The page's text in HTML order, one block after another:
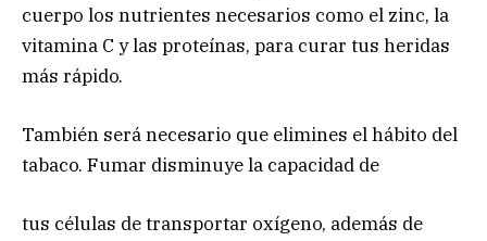
cuerpo los nutrientes necesarios como el zinc, la
vitamina C y las proteínas, para curar tus heridas
más rápido.
También será necesario que elimines el hábito del
tabaco. Fumar disminuye la capacidad de
tus células de transportar oxígeno, además de